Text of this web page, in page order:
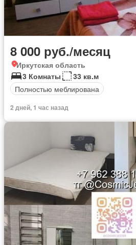
8 000 руб./месяц
Иркутская область
3 Комнаты
33 кв.м
Полностью меблирована
2 дней, 1 час назад